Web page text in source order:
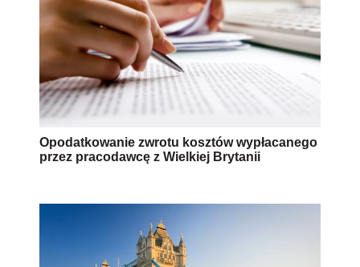
Opodatkowanie zwrotu kosztów wypłacanego
przez pracodawcę z Wielkiej Brytanii